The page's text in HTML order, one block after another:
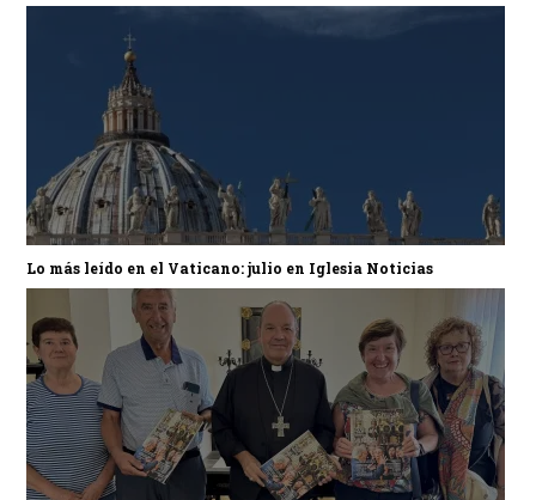
Lo más leído en el Vaticano: julio en Iglesia Noticias